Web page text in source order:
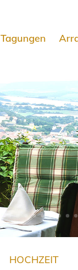
Tagungen
HOCHZEIT